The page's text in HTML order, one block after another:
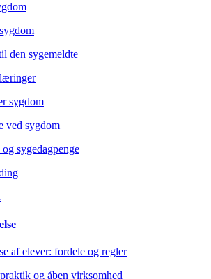
den sygemeldte
sygdom
ved sygdom
sygedagpenge
af elever: fordele og regler
og åben virksomhed